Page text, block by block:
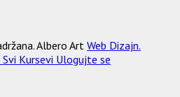
Albero Art Web Dizajn.
Svi Kursevi Ulogujte se